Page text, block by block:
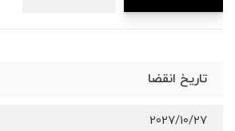
تاریخ انقضا
2027/10/27